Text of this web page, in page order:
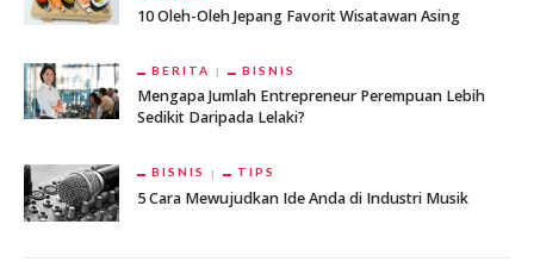
10 Oleh-Oleh Jepang Favorit Wisatawan Asing
BERITA BISNIS
Mengapa Jumlah Entrepreneur Perempuan Lebih
Sedikit Daripada Lelaki?
BISNIS TIPS
5 Cara Mewujudkan Ide Anda di Industri Musik